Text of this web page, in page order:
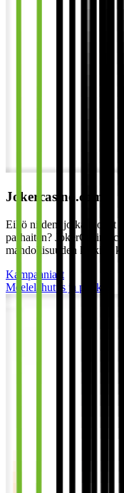
Jokercasino.com
Eikö niiden, jotka tuovat
parhaiten?
mahdollisuuden kaikille
Kampaaniast
Meelelahutus ja puhkus